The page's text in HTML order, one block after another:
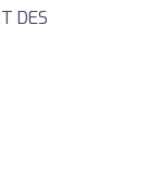
DES